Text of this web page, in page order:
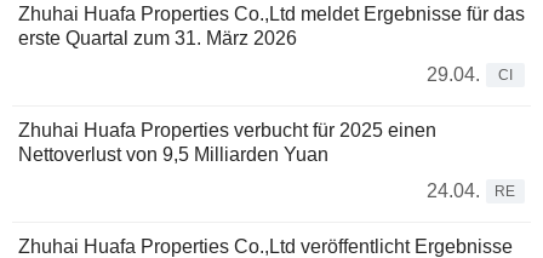
Zhuhai Huafa Properties Co.,Ltd meldet Ergebnisse für das
erste Quartal zum 31. März 2026
29.04.
CI
Zhuhai Huafa Properties verbucht für 2025 einen
Nettoverlust von 9,5 Milliarden Yuan
24.04.
RE
Zhuhai Huafa Properties Co.,Ltd veröffentlicht Ergebnisse